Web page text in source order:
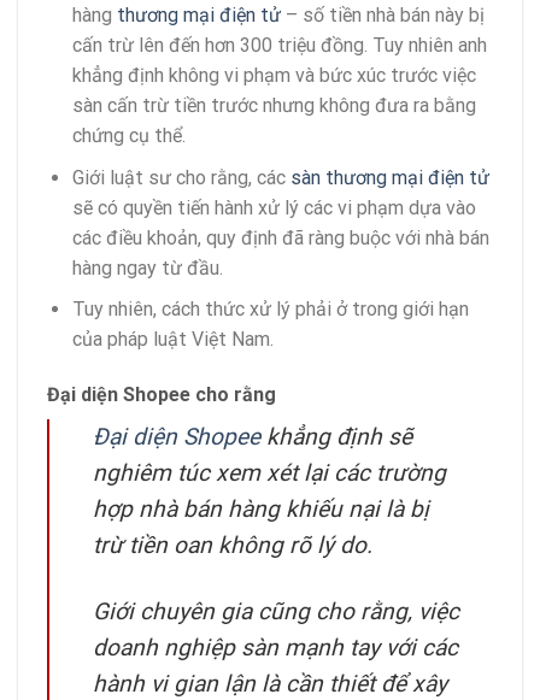
hàng thương mại điện tử– số tiền nhà bán này bị
cấn trừ lên đến hơn 300 triệu đồng. Tuy nhiên anh
khẳng định không vi phạm và bức xúc trước việc
sàn cấn trừ tiền trước nhưng không đưa ra bằng
chứng cụ thể.
Giới luật sư cho rằng, các sàn thương mại điện tử
sẽ có quyền tiến hành xử lý các vi phạm dựa vào
các điều khoản, quy định đã ràng buộc với nhà bán
hàng ngay từ đầu.
Tuy nhiên, cách thức xử lý phải ở trong giới hạn
của pháp luật Việt Nam.
Đại diện Shopee cho rằng
Đại diện Shopeekhẳng định sẽ
nghiêm túc xem xét lại các trường
hợp nhà bán hàng khiếu nại là bị
trừ tiền oan không rõ lý do.
Giới chuyên gia cũng cho rằng, việc
doanh nghiệp sàn mạnh tay với các
hành vi gian lận là cần thiết để xây